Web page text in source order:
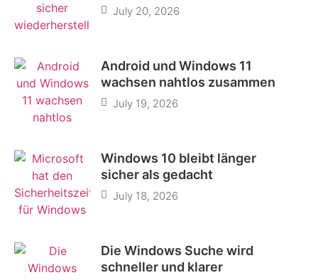
July 20, 2026
Android und Windows 11
wachsen nahtlos zusammen
July 19, 2026
Windows 10 bleibt länger
sicher als gedacht
July 18, 2026
Die Windows Suche wird
schneller und klarer